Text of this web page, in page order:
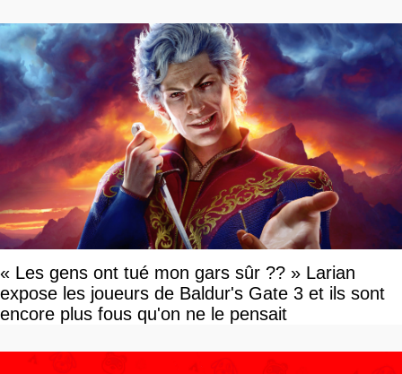
« Les gens ont tué mon gars sûr ?? » Larian
expose les joueurs de Baldur's Gate 3 et ils sont
encore plus fous qu'on ne le pensait